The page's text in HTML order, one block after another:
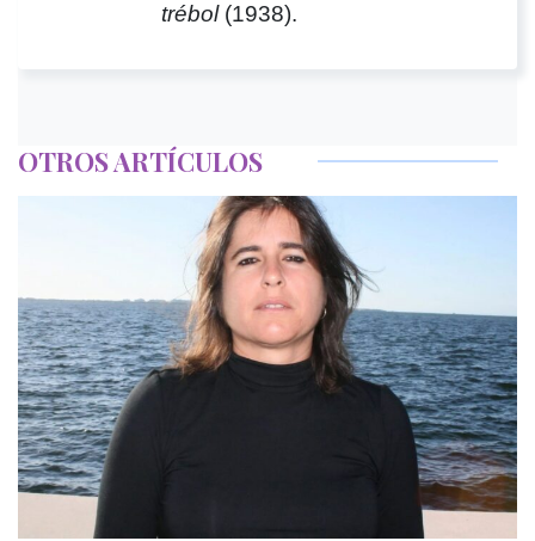
trébol(1938).
OTROS ARTÍCULOS